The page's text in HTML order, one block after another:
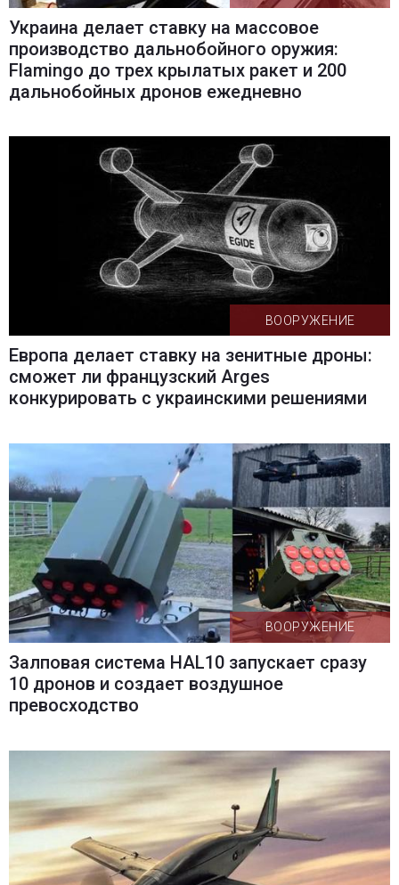
Украина делает ставку на массовое
производство дальнобойного оружия:
Flamingo до трех крылатых ракет и 200
дальнобойных дронов ежедневно
ВООРУЖЕНИЕ
Европа делает ставку на зенитные дроны:
сможет ли французский Arges
конкурировать с украинскими решениями
ВООРУЖЕНИЕ
Залповая система HAL10 запускает сразу
10 дронов и создает воздушное
превосходство